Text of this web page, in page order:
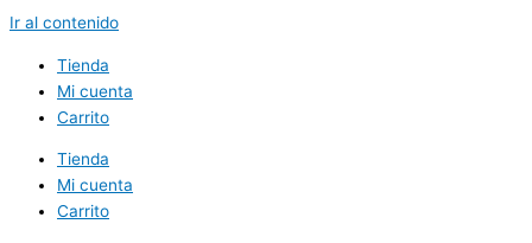
Ir al contenido
Tienda
Mi cuenta
Carrito
Tienda
Mi cuenta
Carrito